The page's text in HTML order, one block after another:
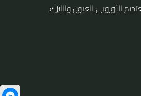
الأوروبى للعيون والليزك,